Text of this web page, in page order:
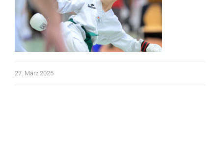
27. März 2025